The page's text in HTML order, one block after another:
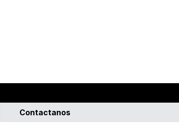
Contactanos